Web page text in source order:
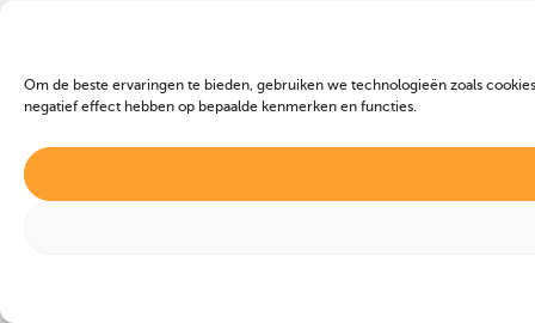
Om de beste ervaringen te bieden, gebruiken we technologieën zoals
negatief effect hebben op bepaalde kenmerken en functies.